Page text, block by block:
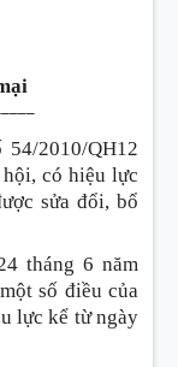
2010/QH12
có hiệu lực
sửa đổi, bổ
tháng 6 năm
số điều của
lực kể từ ngày